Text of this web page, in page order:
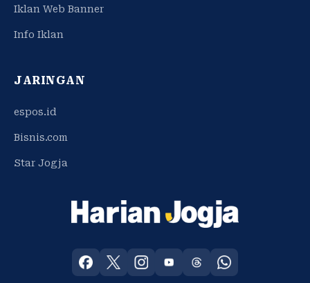
Iklan Web Banner
Info Iklan
JARINGAN
espos.id
Bisnis.com
Star Jogja